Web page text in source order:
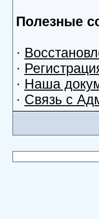
Полезные
·
·
· Наша
· Связь с